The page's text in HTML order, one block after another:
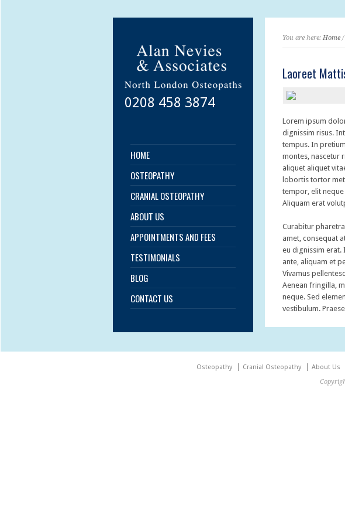
You are here: Home/
Laoreet
Lorem ipsum
dignissim risus.
tempus. In
montes, nascetur
aliquet aliquet
lobortis tortor
tempor, elit
Aliquam erat
Curabitur
amet, consequat
eu dignissim erat.
ante, aliquam et
Vivamus
Aenean fringilla,
neque. Sed
vestibulum.
0208 458 3874
HOME
OSTEOPATHY
CRANIAL OSTEOPATHY
ABOUT US
APPOINTMENTS AND FEES
TESTIMONIALS
BLOG
CONTACT US
Osteopathy Cranial Osteopathy About Us